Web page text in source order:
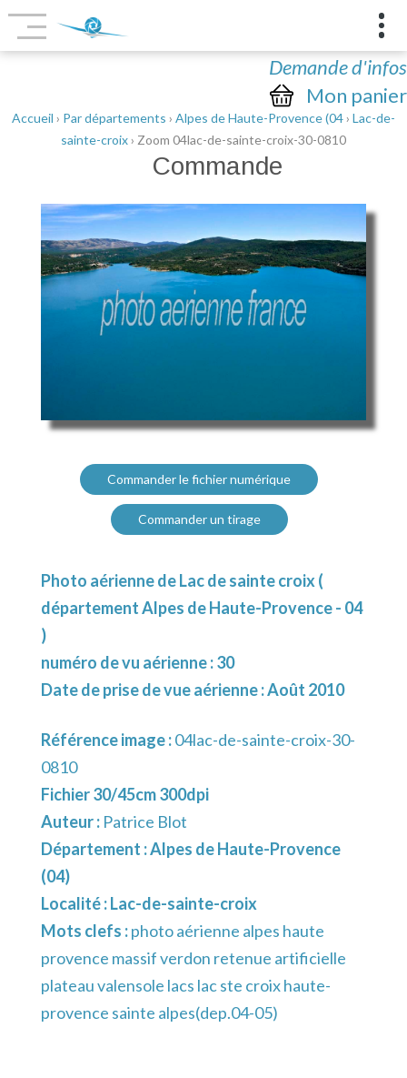
Demande d'infos
Mon panier
Accueil › Par départements › Alpes de Haute-Provence (04› Lac-de-
sainte-croix› Zoom 04lac-de-sainte-croix-30-0810
Commande
Commander le fichier numérique
Commander un tirage
Photo aérienne de Lac de sainte croix (
département Alpes de Haute-Provence - 04
)
numéro de vu aérienne : 30
Date de prise de vue aérienne : Août 2010
Référence image :04lac-de-sainte-croix-30-
0810
Fichier 30/45cm 300dpi
Auteur : Patrice Blot
Département :Alpes de Haute-Provence
(04)
Localité :Lac-de-sainte-croix
Mots clefs :photo aérienne alpes haute
provence massif verdon retenue artificielle
plateau valensole lacs lac ste croix haute-
provence sainte alpes(dep.04-05)